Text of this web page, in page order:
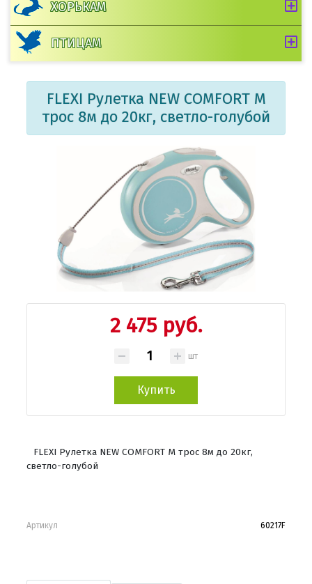
ХОРЬКАМ
ПТИЦАМ
FLEXI Рулетка NEW COMFORT M
трос 8м до 20кг, светло-голубой
2 475 руб.
шт
Купить
FLEXI Рулетка NEW COMFORT M трос 8м до 20кг,
светло-голубой
Артикул 60217F